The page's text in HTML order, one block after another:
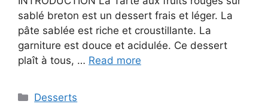
sablé breton est un dessert frais et léger. La
pâte sablée est riche et croustillante. La
garniture est douce et acidulée. Ce dessert
plaît à tous, … Read more
Categories
Desserts